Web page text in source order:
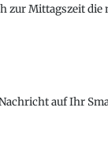
Mittagszeit die
auf Ihr